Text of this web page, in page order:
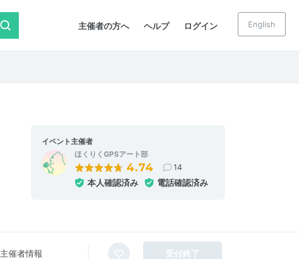
主催者の方へ ヘルプ ログイン English
イベント主催者
ほくりくGPSアート部
4.74 14
本人確認済み 電話確認済み
主催者情報 受付終了